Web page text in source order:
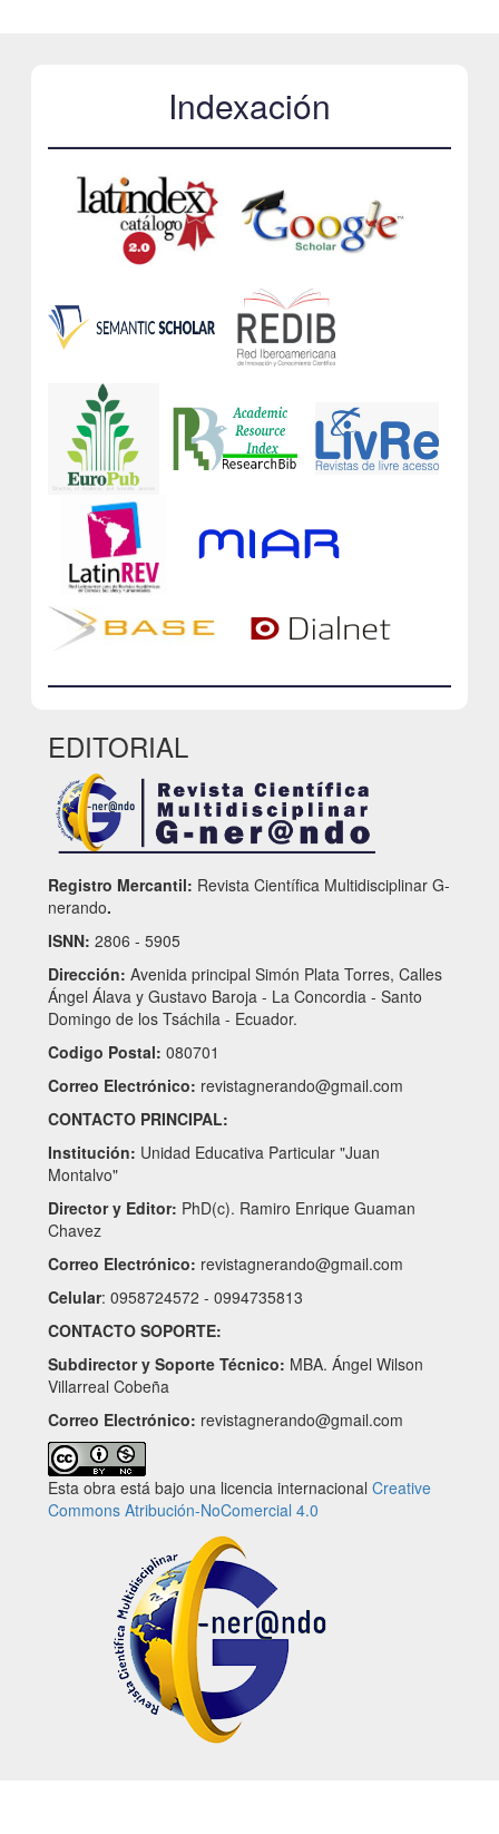
Indexación
EDITORIAL
Registro Mercantil: Revista Científica Multidisciplinar G-
nerando.
ISNN: 2806 - 5905
Dirección: Avenida principal Simón Plata Torres, Calles
Ángel Álava y Gustavo Baroja - La Concordia - Santo
Domingo de los Tsáchila - Ecuador.
Codigo Postal: 080701
Correo Electrónico: revistagnerando@gmail.com
CONTACTO PRINCIPAL:
Institución: Unidad Educativa Particular "Juan
Montalvo"
Director y Editor: PhD(c). Ramiro Enrique Guaman
Chavez
Correo Electrónico: revistagnerando@gmail.com
Celular: 0958724572 - 0994735813
CONTACTO SOPORTE:
Subdirector y Soporte Técnico: MBA. Ángel Wilson
Villarreal Cobeña
Correo Electrónico: revistagnerando@gmail.com
Esta obra está bajo una licencia internacional Creative
Commons Atribución-NoComercial 4.0